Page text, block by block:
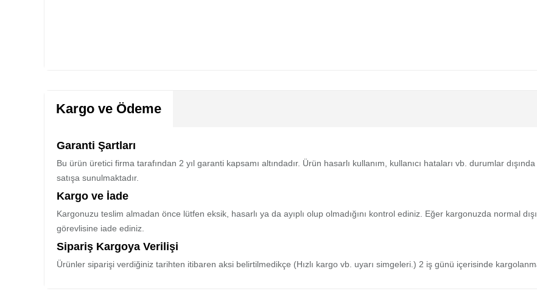
Kargo ve Ödeme
Garanti Şartları
Bu ürün üretici firma tarafından 2 yıl garanti kapsamı altındadır. Ürün hasarlı kullanım, kullanıcı hataları vb. durumlar
satışa sunulmaktadır.
Kargo ve İade
Kargonuzu teslim almadan önce lütfen eksik, hasarlı ya da ayıplı olup olmadığını kontrol ediniz. Eğer kargonuzda normal
görevlisine iade ediniz.
Sipariş Kargoya Verilişi
Ürünler siparişi verdiğiniz tarihten itibaren aksi belirtilmedikçe (Hızlı kargo vb. uyarı simgeleri.) 2 iş günü içerisinde